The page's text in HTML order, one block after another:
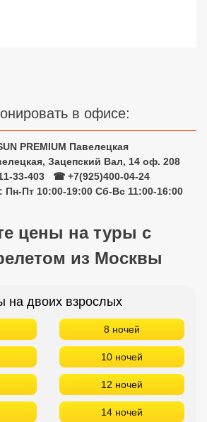
в офисе:
PREMIUM Павелецкая
Зацепский Вал, 14 оф. 208
33-403
☎ +7(925)400-04-24
Пт 10:00-19:00 Сб-Вс 11:00-16:00
цены на туры с
из Москвы
на двоих взрослых
8 ночей
10 ночей
12 ночей
14 ночей
Ланки